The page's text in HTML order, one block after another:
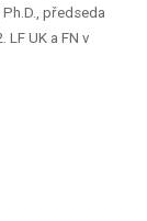
předseda
UK a FN v